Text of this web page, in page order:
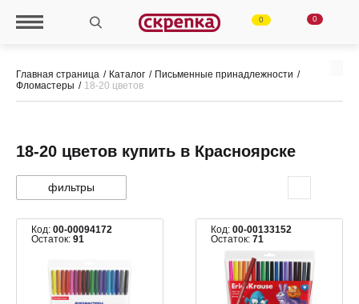
0 0
Главная страница Каталог
Письменные принадлежности
Фломастеры
18-20 цветов
18-20 цветов купить в Красноярске
фильтры
Код: 00-00094172
Остаток: 91
Код:00-00133152
Остаток:71